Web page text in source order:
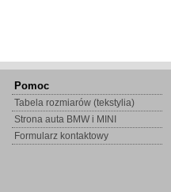
Pomoc
Tabela rozmiarów (tekstylia)
Strona auta BMW i MINI
Formularz kontaktowy